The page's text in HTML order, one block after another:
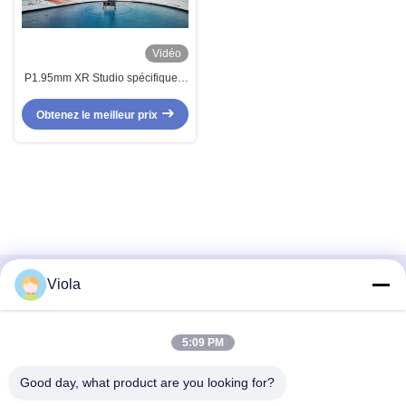
Vidéo
P1.95mm XR Studio spécifique à
Location d'écran et installation
intérieure
Obtenez le meilleur prix
Contact rapide
Hui, communauté Hui Long Pu, rue Longcheng, Longgang,
Viola
5:09 PM
Good day, what product are you looking for?